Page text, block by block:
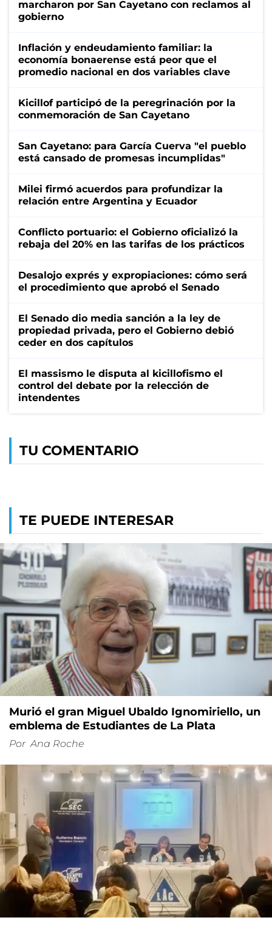
marcharon por San Cayetano con reclamos al
gobierno
Inflación y endeudamiento familiar: la
economía bonaerense está peor que el
promedio nacional en dos variables clave
Kicillof participó de la peregrinación por la
conmemoración de San Cayetano
San Cayetano: para García Cuerva "el pueblo
está cansado de promesas incumplidas"
Milei firmó acuerdos para profundizar la
relación entre Argentina y Ecuador
Conflicto portuario: el Gobierno oficializó la
rebaja del 20% en las tarifas de los prácticos
Desalojo exprés y expropiaciones: cómo será
el procedimiento que aprobó el Senado
El Senado dio media sanción a la ley de
propiedad privada, pero el Gobierno debió
ceder en dos capítulos
El massismo le disputa al kicillofismo el
control del debate por la relección de
intendentes
TU COMENTARIO
TE PUEDE INTERESAR
Murió el gran Miguel Ubaldo Ignomiriello, un
emblema de Estudiantes de La Plata
Por Ana Roche